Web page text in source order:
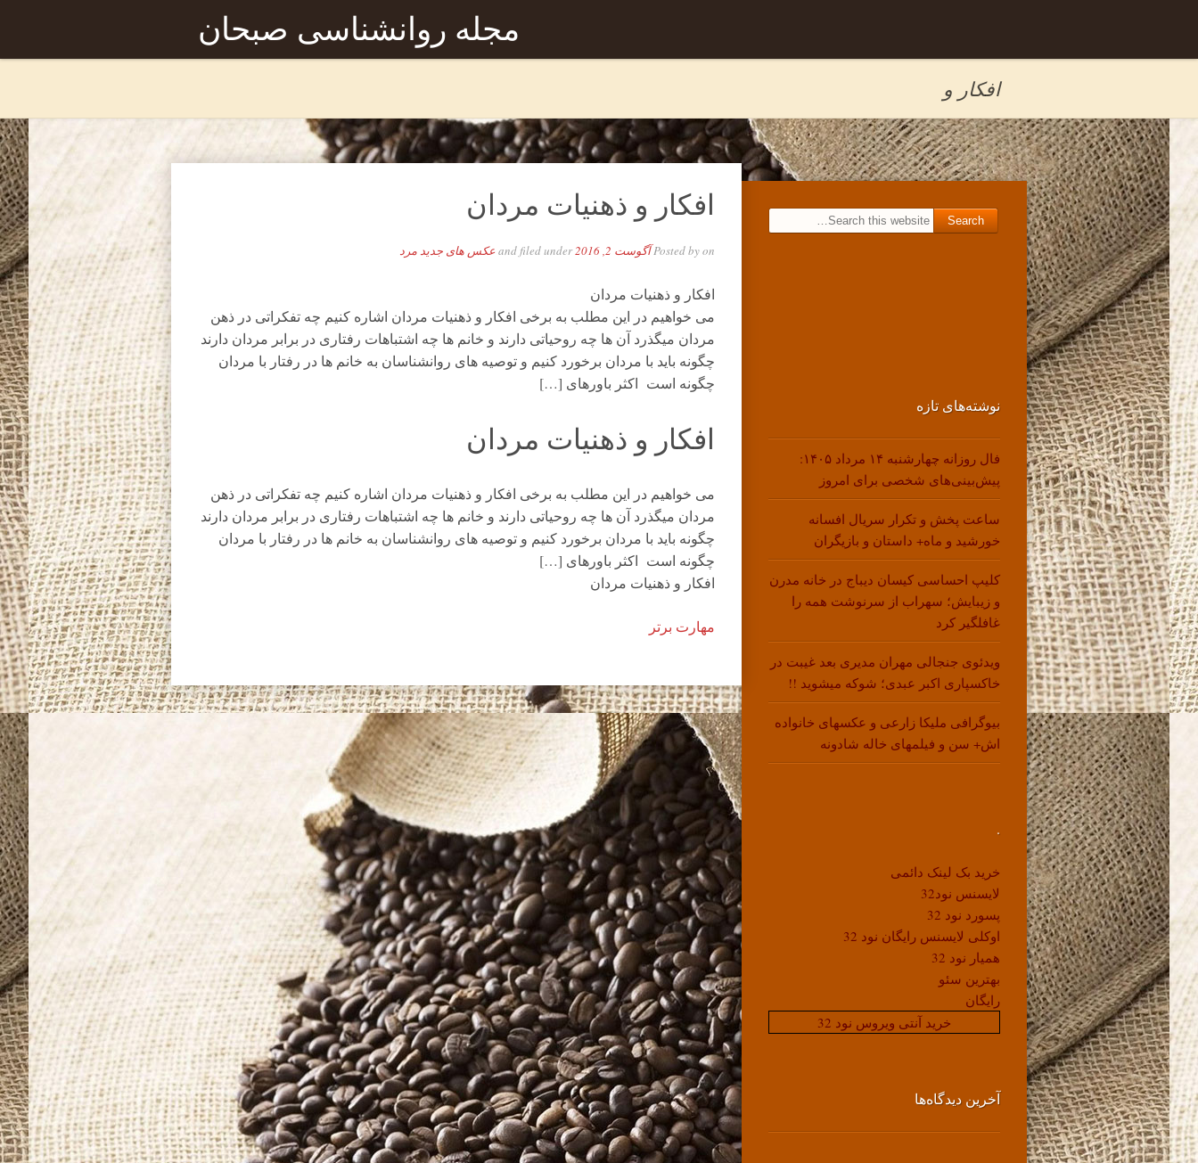
مجله روانشناسی صبحان
افکار و
افکار و ذهنیات مردان
Posted byon آگوست 2, 2016 and filed under عکس های جدید مرد
افکار و ذهنیات مردان
می خواهیم در این مطلب به برخی افکار و ذهنیات مردان اشاره کنیم چه تفکراتی در ذهن
مردان میگذرد آن ها چه روحیاتی دارند و خانم ها چه اشتباهات رفتاری در برابر مردان دارند
چگونه باید با مردان برخورد کنیم و توصیه های روانشناسان به خانم ها در رفتار با مردان
چگونه است اکثر باورهای […]
افکار و ذهنیات مردان
می خواهیم در این مطلب به برخی افکار و ذهنیات مردان اشاره کنیم چه تفکراتی در ذهن
مردان میگذرد آن ها چه روحیاتی دارند و خانم ها چه اشتباهات رفتاری در برابر مردان دارند
چگونه باید با مردان برخورد کنیم و توصیه های روانشناسان به خانم ها در رفتار با مردان
چگونه است اکثر باورهای […]
افکار و ذهنیات مردان
مهارت برتر
Search for:
نوشته‌های تازه
فال روزانه چهارشنبه ۱۴ مرداد ۱۴۰۵:
پیش‌بینی‌های شخصی برای امروز
ساعت پخش و تکرار سریال افسانه
خورشید و ماه+ داستان و بازیگران
کلیپ احساسی کیسان دیباج در خانه مدرن
و زیبایش؛ سهراب از سرنوشت همه را
غافلگیر کرد
ویدئوی جنجالی مهران مدیری بعد غیبت در
خاکسپاری اکبر عبدی؛ شوکه میشوید !!
بیوگرافی ملیکا زارعی و عکسهای خانواده
اش+ سن و فیلمهای خاله شادونه
.
خرید بک لینک دائمی
لایسنس نود32
پسورد نود 32
اوکلی لایسنس رایگان نود 32
همیار نود 32
بهترین سئو
رایگان
خرید آنتی ویروس نود 32
آخرین دیدگاه‌ها